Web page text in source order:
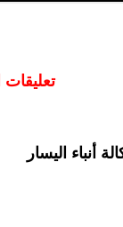
أنباء اليسار